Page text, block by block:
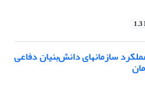
1.3
بررسی اثر سرمایه فکری در عملکرد سازمان‎های دانش‌بنیان دفاعی